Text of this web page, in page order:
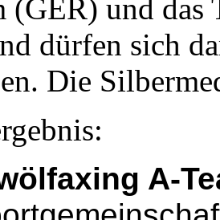
(GER) und das
dürfen sich
Die
A-